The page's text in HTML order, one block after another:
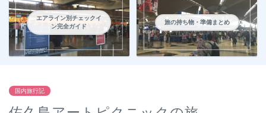
エアライン別チェックイ
ン完全ガイド
旅の持ち物・準備まとめ
国内旅行記